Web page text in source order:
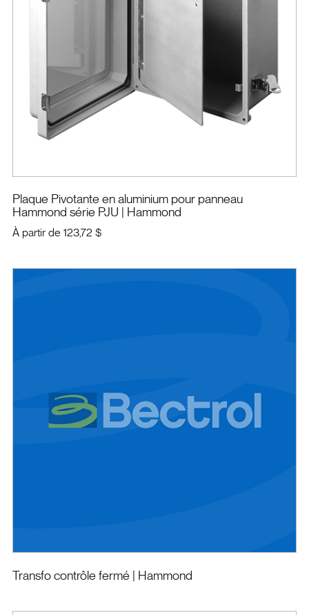
Plaque Pivotante en aluminium pour panneau
Hammond série PJU
| Hammond
À partir de 123,72 $
Transfo contrôle fermé | Hammond